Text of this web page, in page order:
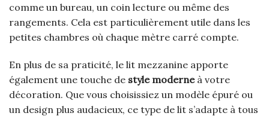
comme un bureau, un coin lecture ou même des
rangements. Cela est particulièrement utile dans les
petites chambres où chaque mètre carré compte.
En plus de sa praticité, le lit mezzanine apporte
également une touche de style moderneà votre
décoration. Que vous choisissiez un modèle épuré ou
un design plus audacieux, ce type de lit s’adapte à tous